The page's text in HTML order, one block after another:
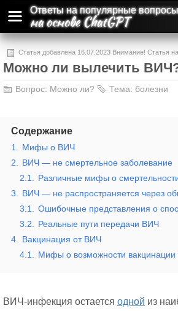
Ответы на популярные
на основе ChatGPT
Статья добавлена 16.07.2023 Внимание! Статья
и может содержать ошибки и неточности.
Можно ли вылечить
Вопрос: Можно ли? Тема: болезни
Содержание
1.
Мифы о ВИЧ
2.
ВИЧ — не смертельное заболевание
2.1.
Различные мифы о
3.
ВИЧ — не распространяется через
3.1.
Ошибочные представления о
3.2.
Реальные пути передачи ВИЧ
4.
Вакцинация от ВИЧ
4.1.
Мифы о возможности
ВИЧ-инфекция остается одной из